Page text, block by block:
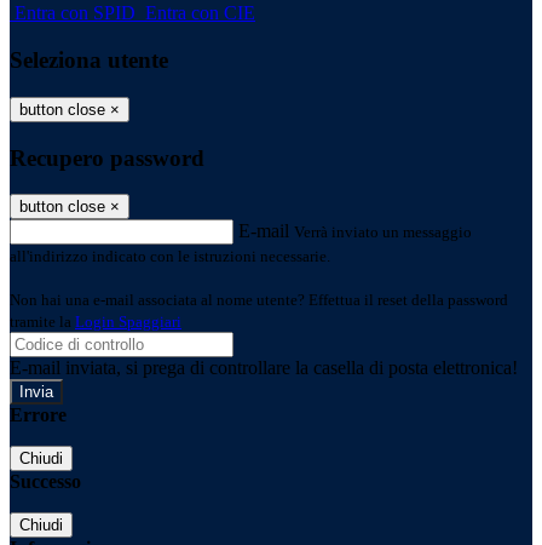
Entra con SPID Entra con CIE
Seleziona utente
button close ×
Recupero password
button close ×
E-mail Verrà inviato un messaggio
all'indirizzo indicato con le istruzioni necessarie.
Non hai una e-mail associata al nome utente? Effettua il reset della password
tramite la Login Spaggiari
E-mail inviata, si prega di controllare la casella di posta elettronica!
Errore
Chiudi
Successo
Chiudi